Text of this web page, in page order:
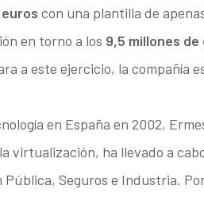
con una plantilla de
en torno a los 9,5 millones de
a este ejercicio, la compañía
en España en 2002,
virtualización, ha llevado a
Seguros e Industria.